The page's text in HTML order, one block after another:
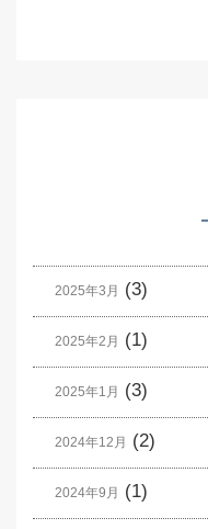
2025年3月 (3)
2025年2月 (1)
2025年1月 (3)
2024年12月 (2)
2024年9月 (1)